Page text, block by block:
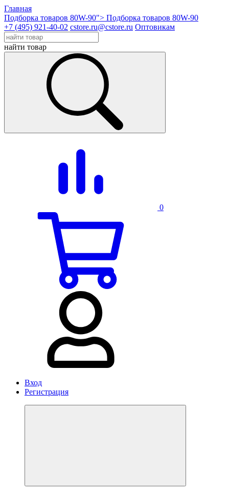
Главная
Подборка товаров 80W-90"> Подборка товаров 80W-90
+7 (495) 921-40-02 cstore.ru@cstore.ru Оптовикам
найти товар
0
Вход
Регистрация